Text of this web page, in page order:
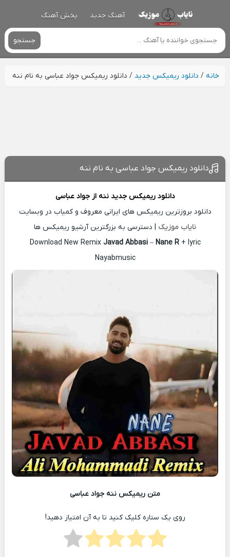
آهنگ جدید پخش آهنگ
جستجو
خانه/ دانلود ریمیکس جدید / دانلود ریمیکس جواد عباسی به نام ننه
دانلود ریمیکس جواد عباسی به نام ننه
دانلود ریمیکس جدید ننه ازجواد عباسی
دانلود بروزترین ریمیکس های ایرانی معروف و کمیاب در وبسایت
نایاب موزیک | دسترسی به بزرگترین آرشیو ریمیکس ها
Download New Remix Javad Abbasi– Nane R+ lyric
Nayabmusic
متن ریمیکس ننه جواد عباسی
روی یک ستاره کلیک کنید تا به آن امتیاز دهید!